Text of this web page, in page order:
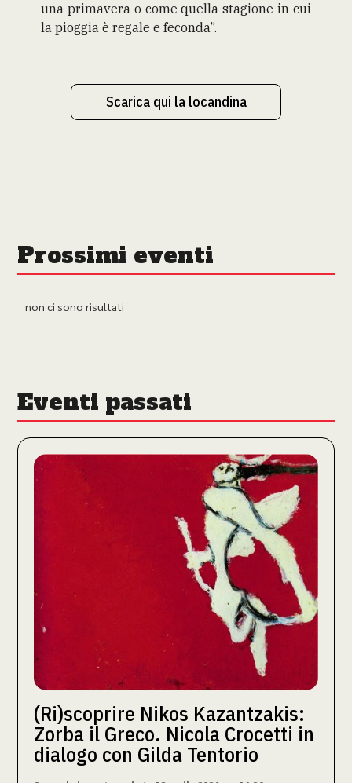
una primavera o come quella stagione in cui
la pioggia è regale e feconda”.
Scarica qui la locandina
Prossimi eventi
non ci sono risultati
Eventi passati
(Ri)scoprire Nikos Kazantzakis:
Zorba il Greco. Nicola Crocetti in
dialogo con Gilda Tentorio